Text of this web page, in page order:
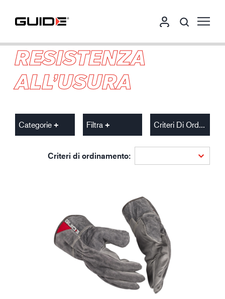
RESISTENZA
ALL’USURA
Categorie Filtra Criteri Di Ordinamento
Criteri di ordinamento: